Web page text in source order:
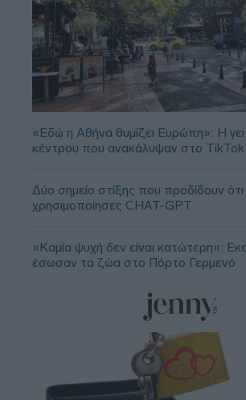
«Εδώ η Αθήνα θυμίζει Ευρώπη»: H
κέντρου που ανακάλυψαν στο TikTok
Δύο σημείο στίξης που προδίδουν ότι
χρησιμοποίησες CHAT-GPT
«Καμία ψυχή δεν είναι κατώτερη»:
έσωσαν τα ζώα στο Πόρτο Γερμενό